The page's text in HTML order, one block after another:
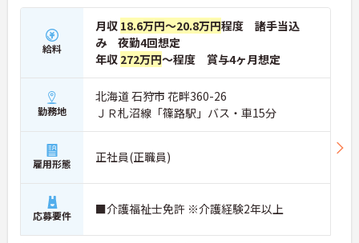
給料
月収 18.6万円～20.8万円程度 諸手当込
み 夜勤4回想定
年収 272万円～程度 賞与4ヶ月想定
勤務地
北海道 石狩市 花畔360-26
ＪＲ札沼線「篠路駅」バス・車15分
雇用形態 正社員(正職員)
応募要件 ■介護福祉士免許 ※介護経験2年以上